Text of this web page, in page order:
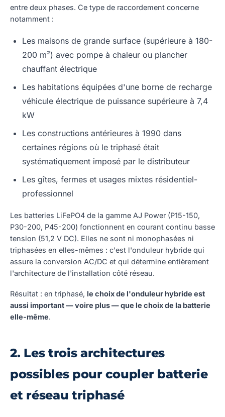
entre deux phases. Ce type de raccordement concerne
notamment :
Les maisons de grande surface (supérieure à 180-
200 m²) avec pompe à chaleur ou plancher
chauffant électrique
Les habitations équipées d'une borne de recharge
véhicule électrique de puissance supérieure à 7,4
kW
Les constructions antérieures à 1990 dans
certaines régions où le triphasé était
systématiquement imposé par le distributeur
Les gîtes, fermes et usages mixtes résidentiel-
professionnel
Les batteries LiFePO4 de la gamme AJ Power (P15-150,
P30-200, P45-200) fonctionnent en courant continu basse
tension (51,2 V DC). Elles ne sont ni monophasées ni
triphasées en elles-mêmes : c'est l'onduleur hybride qui
assure la conversion AC/DC et qui détermine entièrement
l'architecture de l'installation côté réseau.
Résultat : en triphasé, le choix de l'onduleur hybride est
aussi important — voire plus — que le choix de la batterie
elle-même.
2. Les trois architectures
possibles pour coupler batterie
et réseau triphasé